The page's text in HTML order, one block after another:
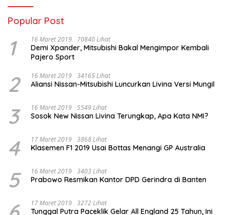
Popular Post
1 16 Maret 2019 70840 Lihat
Demi Xpander, Mitsubishi Bakal Mengimpor Kembali
Pajero Sport
2 16 Maret 2019 34165 Lihat
Aliansi Nissan-Mitsubishi Luncurkan Livina Versi Mungil
3 16 Maret 2019 5549 Lihat
Sosok New Nissan Livina Terungkap, Apa Kata NMI?
4 17 Maret 2019 3868 Lihat
Klasemen F1 2019 Usai Bottas Menangi GP Australia
5 16 Maret 2019 3403 Lihat
Prabowo Resmikan Kantor DPD Gerindra di Banten
17 Maret 2019 3272 Lihat
Tunggal Putra Paceklik Gelar All England 25 Tahun, Ini